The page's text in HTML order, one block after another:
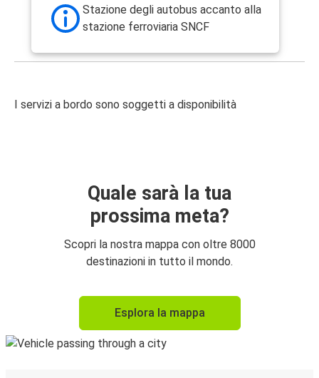
Stazione degli autobus accanto alla
stazione ferroviaria SNCF
I servizi a bordo sono soggetti a disponibilità
Quale sarà la tua
prossima meta?
Scopri la nostra mappa con oltre 8000
destinazioni in tutto il mondo.
Esplora la mappa